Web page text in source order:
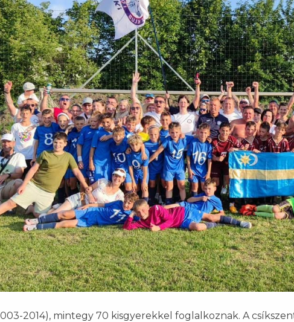
2014), mintegy 70 kisgyerekkel foglalkoznak. A